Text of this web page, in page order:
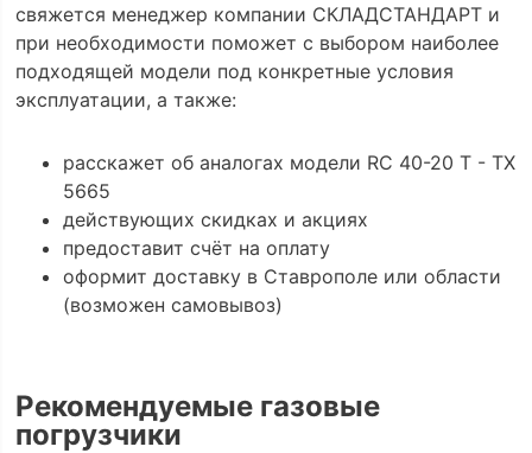
свяжется менеджер компании СКЛАДСТАНДАРТ и
при необходимости поможет с выбором наиболее
подходящей модели под конкретные условия
эксплуатации, а также:
расскажет об аналогах модели RC 40-20 T - TX
5665
действующих скидках и акциях
предоставит счёт на оплату
оформит доставку в Ставрополе или области
(возможен самовывоз)
Рекомендуемые газовые
погрузчики